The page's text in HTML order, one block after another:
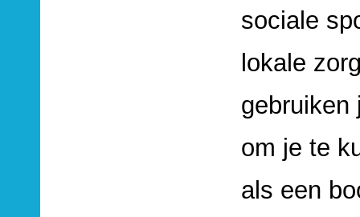
sociale
lokale
gebruiken
om je te
als een